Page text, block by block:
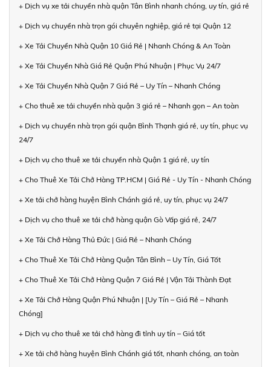
+ Dịch vụ xe tải chuyển nhà quận Tân Bình nhanh chóng, uy tín, giá rẻ
+ Dịch vụ chuyển nhà trọn gói chuyên nghiệp, giá rẻ tại Quận 12
+ Xe Tải Chuyển Nhà Quận 10 Giá Rẻ | Nhanh Chóng & An Toàn
+ Xe Tải Chuyển Nhà Giá Rẻ Quận Phú Nhuận | Phục Vụ 24/7
+ Xe Tải Chuyển Nhà Quận 7 Giá Rẻ – Uy Tín – Nhanh Chóng
+ Cho thuê xe tải chuyển nhà quận 3 giá rẻ – Nhanh gọn – An toàn
+ Dịch vụ chuyển nhà trọn gói quận Bình Thạnh giá rẻ, uy tín, phục vụ
24/7
+ Dịch vụ cho thuê xe tải chuyển nhà Quận 1 giá rẻ, uy tín
+ Cho Thuê Xe Tải Chở Hàng TP.HCM | Giá Rẻ - Uy Tín - Nhanh Chóng
+ Xe tải chở hàng huyện Bình Chánh giá rẻ, uy tín, phục vụ 24/7
+ Dịch vụ cho thuê xe tải chở hàng quận Gò Vấp giá rẻ, 24/7
+ Xe Tải Chở Hàng Thủ Đức | Giá Rẻ – Nhanh Chóng
+ Cho Thuê Xe Tải Chở Hàng Quận Tân Bình – Uy Tín, Giá Tốt
+ Cho Thuê Xe Tải Chở Hàng Quận 7 Giá Rẻ | Vận Tải Thành Đạt
+ Xe Tải Chở Hàng Quận Phú Nhuận | [Uy Tín – Giá Rẻ – Nhanh
Chóng]
+ Dịch vụ cho thuê xe tải chở hàng đi tỉnh uy tín – Giá tốt
+ Xe tải chở hàng huyện Bình Chánh giá tốt, nhanh chóng, an toàn